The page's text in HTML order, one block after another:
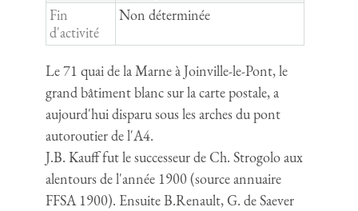
Fin
d'activité
Non déterminée
Le 71 quai de la Marne à Joinville-le-Pont, le
grand bâtiment blanc sur la carte postale, a
aujourd'hui disparu sous les arches du pont
autoroutier de l'A4.
J.B. Kauff fut le successeur de Ch. Strogolo aux
alentours de l'année 1900 (source annuaire
FFSA 1900). Ensuite B.Renault, G. de Saever